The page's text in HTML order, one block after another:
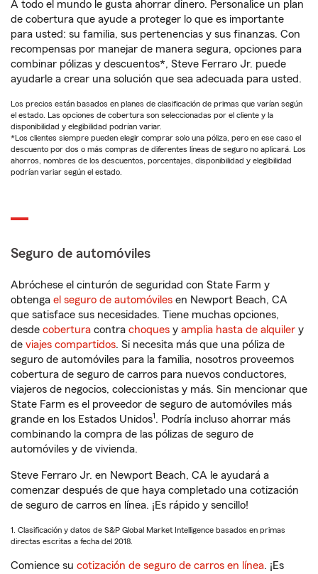
A todo el mundo le gusta ahorrar dinero. Personalice un plan
de cobertura que ayude a proteger lo que es importante
para usted: su familia, sus pertenencias y sus finanzas. Con
recompensas por manejar de manera segura, opciones para
combinar pólizas y descuentos*, Steve Ferraro Jr. puede
ayudarle a crear una solución que sea adecuada para usted.
Los precios están basados en planes de clasificación de primas que varían según
el estado. Las opciones de cobertura son seleccionadas por el cliente y la
disponibilidad y elegibilidad podrían variar.
*Los clientes siempre pueden elegir comprar solo una póliza, pero en ese caso el
descuento por dos o más compras de diferentes líneas de seguro no aplicará. Los
ahorros, nombres de los descuentos, porcentajes, disponibilidad y elegibilidad
podrían variar según el estado.
Seguro de automóviles
Abróchese el cinturón de seguridad con State Farm y
obtenga el seguro de automóviles en Newport Beach, CA
que satisface sus necesidades. Tiene muchas opciones,
desde cobertura contra choques y amplia hasta de alquiler y
de viajes compartidos. Si necesita más que una póliza de
seguro de automóviles para la familia, nosotros proveemos
cobertura de seguro de carros para nuevos conductores,
viajeros de negocios, coleccionistas y más. Sin mencionar que
State Farm es el proveedor de seguro de automóviles más
grande en los Estados Unidos1. Podría incluso ahorrar más
combinando la compra de las pólizas de seguro de
automóviles y de vivienda.
Steve Ferraro Jr. en Newport Beach, CA le ayudará a
comenzar después de que haya completado una cotización
de seguro de carros en línea. ¡Es rápido y sencillo!
1. Clasificación y datos de S&P Global Market Intelligence basados en primas
directas escritas a fecha del 2018.
Comience su cotización de seguro de carros en línea. ¡Es